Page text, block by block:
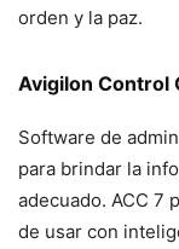
orden y la paz.
Avigilon Control
Software de
para brindar la
adecuado. ACC 7
de usar con